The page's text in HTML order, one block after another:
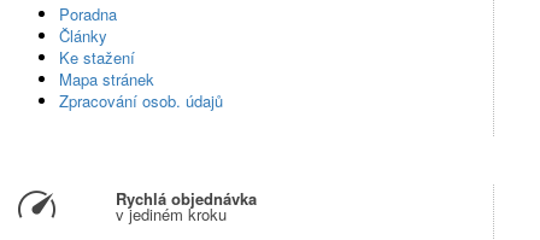
Poradna
Články
Ke stažení
Mapa stránek
Zpracování osob. údajů
Rychlá objednávka
v jediném kroku